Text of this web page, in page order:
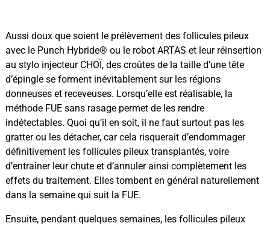
Aussi doux que soient le prélèvement des follicules pileux
avec le Punch Hybride® ou le robot ARTAS et leur réinsertion
au stylo injecteur CHOÏ, des croûtes de la taille d’une tête
d’épingle se forment inévitablement sur les régions
donneuses et receveuses. Lorsqu’elle est réalisable, la
méthode FUE sans rasage permet de les rendre
indétectables. Quoi qu’il en soit, il ne faut surtout pas les
gratter ou les détacher, car cela risquerait d’endommager
définitivement les follicules pileux transplantés, voire
d’entraîner leur chute et d’annuler ainsi complètement les
effets du traitement. Elles tombent en général naturellement
dans la semaine qui suit la FUE.
Ensuite, pendant quelques semaines, les follicules pileux